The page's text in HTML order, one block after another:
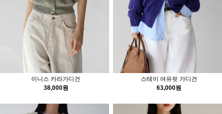
이니스 카라가디건
38,000원
스테이 여유핏 가디건
63,000원